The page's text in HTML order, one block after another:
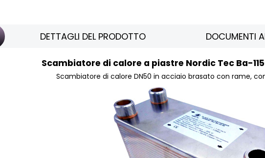
DETTAGLI DEL PRODOTTO DOCUMENTI
Scambiatore di calore a piastre Nordic Tec Ba-
Scambiatore di calore DN50 in acciaio brasato con rame,